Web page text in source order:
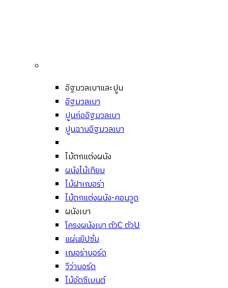
อิฐมวลเบาและปูน
อิฐมวลเบา
ปูนก่ออิฐมวลเบา
ปูนฉาบอิฐมวลเบา
ไม้ตกแต่งผนัง
ผนังไม้เทียม
ไม้ฝาเฌอร่า
ไม้ตกแต่งผนัง-คอนวูด
ผนังเบา
โครงผนังเบา ตัวC ตัวU
แผ่นยิปซั่ม
เฌอร่าบอร์ด
วีว่าบอร์ด
ไม้อัดซีเมนต์